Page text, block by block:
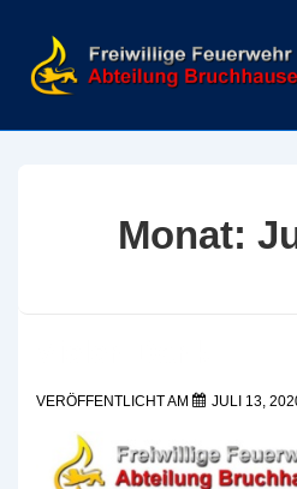
Inhalt
Monat:
VERÖFFENTLICHT AM JULI 13,